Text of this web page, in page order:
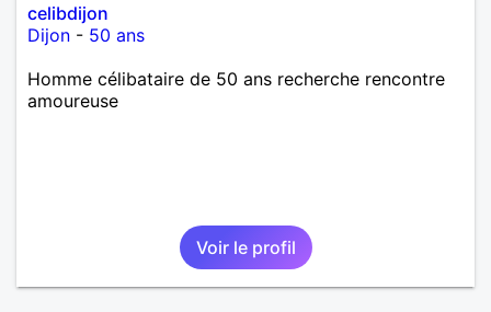
celibdijon
Dijon - 50 ans
Homme célibataire de 50 ans recherche rencontre
amoureuse
Voir le profil